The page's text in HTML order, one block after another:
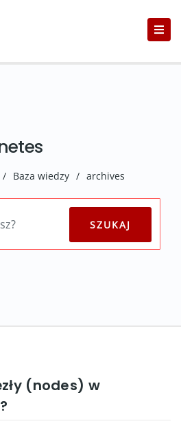
/ Baza wiedzy / archives
(nodes) w